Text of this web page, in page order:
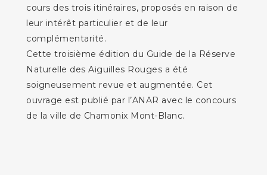
cours des trois itinéraires, proposés en raison de
leur intérêt particulier et de leur
complémentarité.
Cette troisième édition du Guide de la Réserve
Naturelle des Aiguilles Rouges a été
soigneusement revue et augmentée. Cet
ouvrage est publié par l’ANAR avec le concours
de la ville de Chamonix Mont-Blanc.